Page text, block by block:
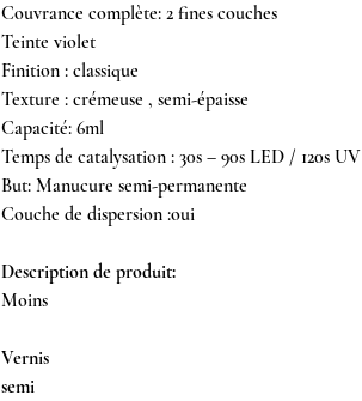
​Couvrance complète: 2 fines couches
Teinte violet
Finition : classique
Texture : crémeuse , semi-épaisse
Capacité: 6ml
Temps de catalysation : 30s – 90s LED / 120s UV
But: Manucure semi-permanente
Couche de dispersion :oui
Description de produit:
Moins
Vernis
semi